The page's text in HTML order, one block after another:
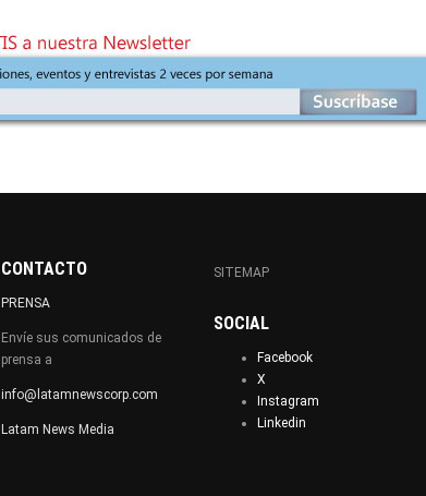
CONTACTO
PRENSA
Envíe sus comunicados de
prensa a
info@latamnewscorp.com
Latam News Media
SITEMAP
SOCIAL
Facebook
X
Instagram
Linkedin